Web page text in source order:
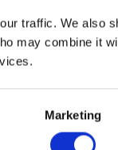
traffic. We also
may combine it
Marketing
Trendy w SAP-
Webinar